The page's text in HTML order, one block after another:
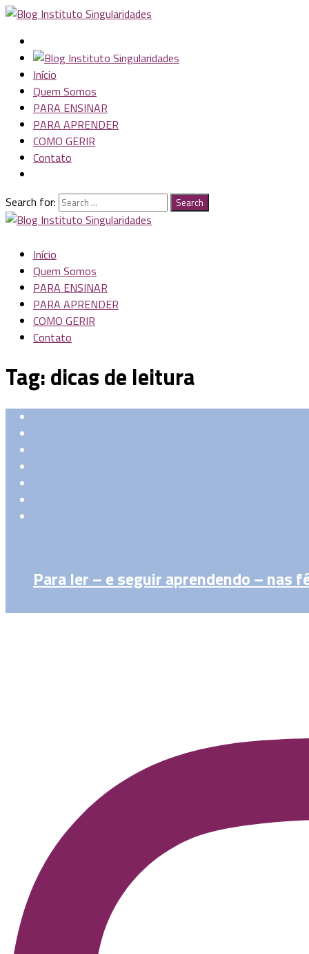
Início
Quem Somos
PARA ENSINAR
PARA APRENDER
COMO GERIR
Contato
Search for: Search
Início
Quem Somos
PARA ENSINAR
PARA APRENDER
COMO GERIR
Contato
Tag:dicas de leitura
Para ler – e seguir aprendendo – nas